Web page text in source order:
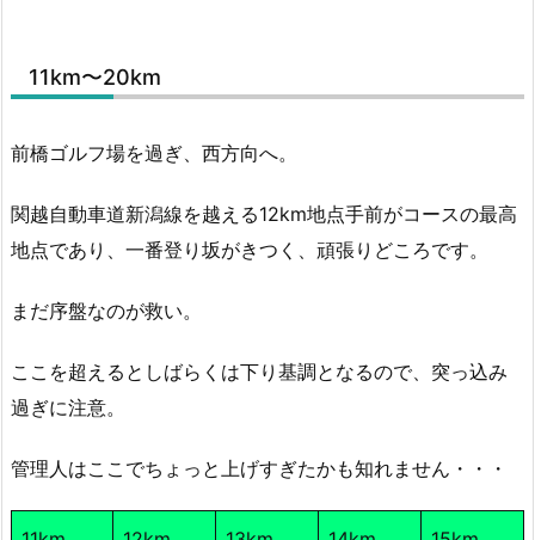
11km〜20km
前橋ゴルフ場を過ぎ、西方向へ。
関越自動車道新潟線を越える12km地点手前がコースの最高
地点であり、一番登り坂がきつく、頑張りどころです。
まだ序盤なのが救い。
ここを超えるとしばらくは下り基調となるので、突っ込み
過ぎに注意。
管理人はここでちょっと上げすぎたかも知れません・・・